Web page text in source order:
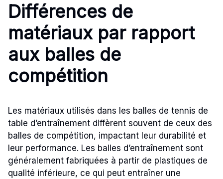
Différences de
matériaux par rapport
aux balles de
compétition
Les matériaux utilisés dans les balles de tennis de
table d’entraînement diffèrent souvent de ceux des
balles de compétition, impactant leur durabilité et
leur performance. Les balles d’entraînement sont
généralement fabriquées à partir de plastiques de
qualité inférieure, ce qui peut entraîner une